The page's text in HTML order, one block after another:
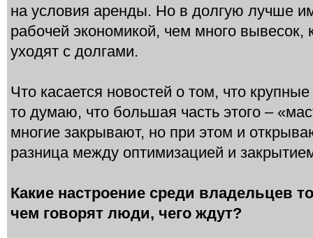
на условия аренды. Но в долгую лучше
рабочей экономикой, чем много вывесок,
уходят с долгами.
Что касается новостей о том, что
то думаю, что большая часть этого –
многие закрывают, но при этом и
разница между оптимизацией и
Какие настроение среди владельцев
чем говорят люди, чего ждут?